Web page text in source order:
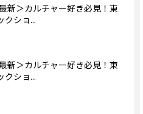
新＞カルチャー好き必見！東
クショ...
新＞カルチャー好き必見！東
クショ...